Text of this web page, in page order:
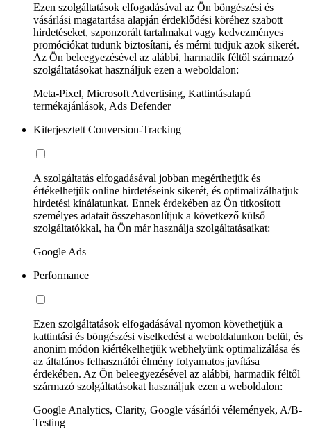
Ezen szolgáltatások elfogadásával az Ön böngészési és
vásárlási magatartása alapján érdeklődési köréhez szabott
hirdetéseket, szponzorált tartalmakat vagy kedvezményes
promóciókat tudunk biztosítani, és mérni tudjuk azok sikerét.
Az Ön beleegyezésével az alábbi, harmadik féltől származó
szolgáltatásokat használjuk ezen a weboldalon:
Meta-Pixel, Microsoft Advertising, Kattintásalapú
termékajánlások, Ads Defender
Kiterjesztett Conversion-Tracking
A szolgáltatás elfogadásával jobban megérthetjük és
értékelhetjük online hirdetéseink sikerét, és optimalizálhatjuk
hirdetési kínálatunkat. Ennek érdekében az Ön titkosított
személyes adatait összehasonlítjuk a következő külső
szolgáltatókkal, ha Ön már használja szolgáltatásaikat:
Google Ads
Performance
Ezen szolgáltatások elfogadásával nyomon követhetjük a
kattintási és böngészési viselkedést a weboldalunkon belül, és
anonim módon kiértékelhetjük webhelyünk optimalizálása és
az általános felhasználói élmény folyamatos javítása
érdekében. Az Ön beleegyezésével az alábbi, harmadik féltől
származó szolgáltatásokat használjuk ezen a weboldalon:
Google Analytics, Clarity, Google vásárlói vélemények, A/B-
Testing